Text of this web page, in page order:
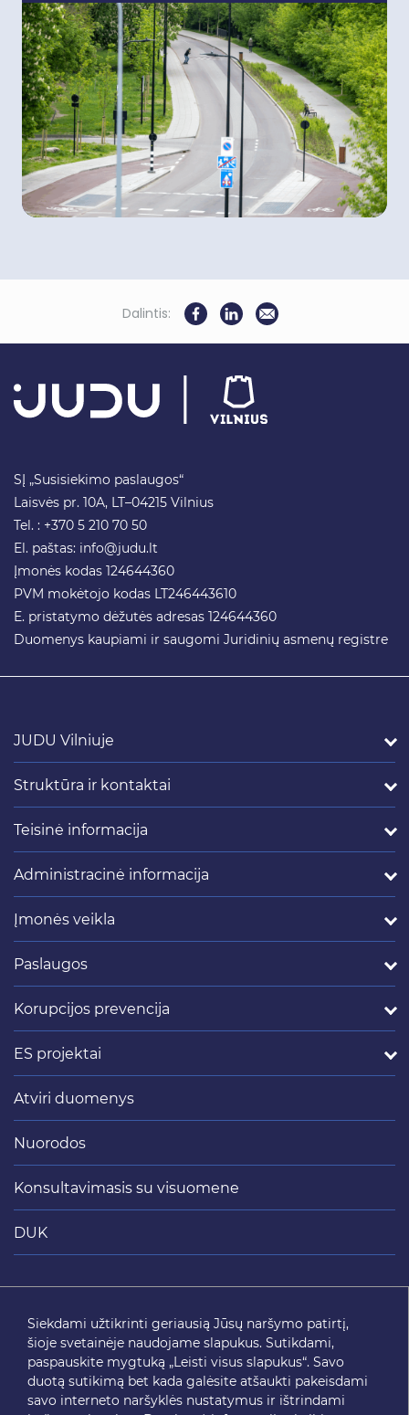
Dalintis:
SĮ „Susisiekimo paslaugos“
Laisvės pr. 10A, LT–04215 Vilnius
Tel. : +370 5 210 70 50
El. paštas: info@judu.lt
Įmonės kodas 124644360
PVM mokėtojo kodas LT246443610
E. pristatymo dėžutės adresas 124644360
Duomenys kaupiami ir saugomi Juridinių asmenų registre
JUDU Vilniuje
Struktūra ir kontaktai
Teisinė informacija
Administracinė informacija
Įmonės veikla
Paslaugos
Korupcijos prevencija
ES projektai
Atviri duomenys
Nuorodos
Konsultavimasis su visuomene
DUK
SEKITE MUS
Siekdami užtikrinti geriausią Jūsų naršymo patirtį,
šioje svetainėje naudojame slapukus. Sutikdami,
paspauskite mygtuką „Leisti visus slapukus“. Savo
duotą sutikimą bet kada galėsite atšaukti pakeisdami
savo interneto naršyklės nustatymus ir ištrindami